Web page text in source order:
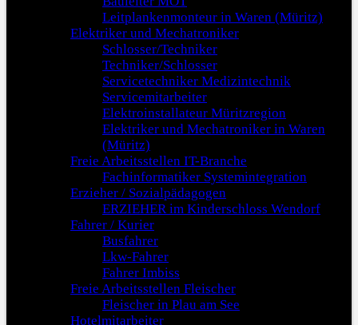
Leitplankenmonteur in Waren (Müritz)
Elektriker und Mechatroniker
Schlosser/Techniker
Techniker/Schlosser
Servicetechniker Medizintechnik
Servicemitarbeiter
Elektroinstallateur Müritzregion
Elektriker und Mechatroniker in Waren
(Müritz)
Freie Arbeitsstellen IT-Branche
Fachinformatiker Systemintegration
Erzieher / Sozialpädagogen
ERZIEHER im Kinderschloss Wendorf
Fahrer / Kurier
Busfahrer
Lkw-Fahrer
Fahrer Imbiss
Freie Arbeitsstellen Fleischer
Fleischer in Plau am See
Hotelmitarbeiter